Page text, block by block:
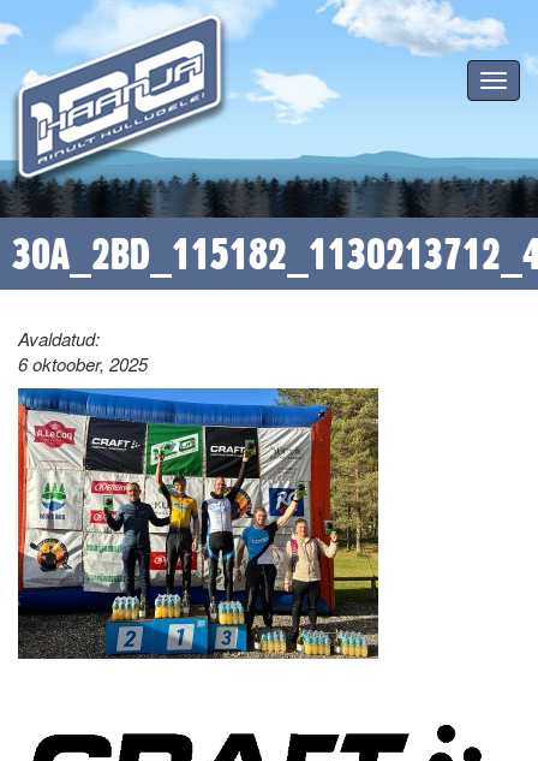
Toggle
Avaldatud:
6 oktoober, 2025